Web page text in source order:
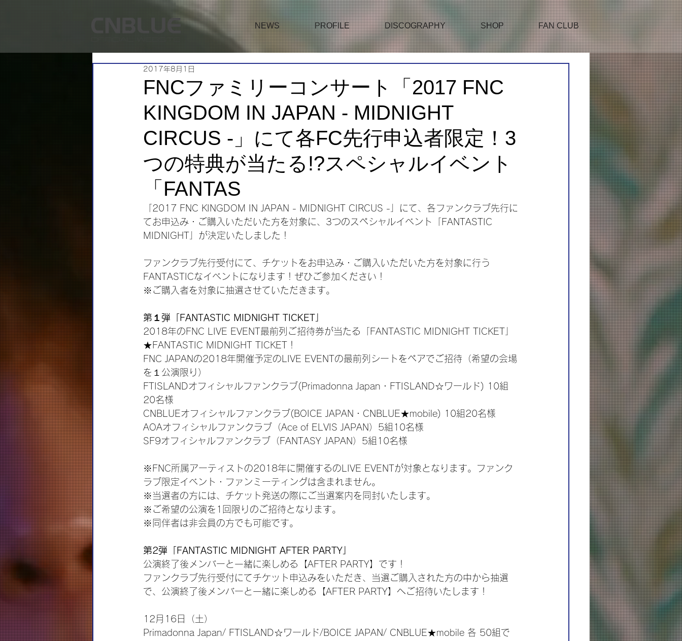
NEWS PROFILE DISCOGRAPHY SHOP FAN CLUB
FNCファミリーコンサート「2017 FNC
KINGDOM IN JAPAN - MIDNIGHT
CIRCUS -」にて各FC先行申込者限定！3
つの特典が当たる!?スペシャルイベント
「FANTAS
2017年8月1日
「2017 FNC KINGDOM IN JAPAN - MIDNIGHT CIRCUS -」にて、各ファンクラブ先行に
てお申込み・ご購入いただいた方を対象に、3つのスペシャルイベント「FANTASTIC
MIDNIGHT」が決定いたしました！
ファンクラブ先行受付にて、チケットをお申込み・ご購入いただいた方を対象に行う
FANTASTICなイベントになります！ぜひご参加ください！
※ご購入者を対象に抽選させていただきます。
第１弾「FANTASTIC MIDNIGHT TICKET」
2018年のFNC LIVE EVENT最前列ご招待券が当たる「FANTASTIC MIDNIGHT TICKET」
★FANTASTIC MIDNIGHT TICKET！
FNC JAPANの2018年開催予定のLIVE EVENTの最前列シートをペアでご招待（希望の会場
を１公演限り）
FTISLANDオフィシャルファンクラブ(Primadonna Japan・FTISLAND☆ワールド) 10組
20名様
CNBLUEオフィシャルファンクラブ(BOICE JAPAN・CNBLUE★mobile) 10組20名様
AOAオフィシャルファンクラブ（Ace of ELVIS JAPAN）5組10名様
SF9オフィシャルファンクラブ（FANTASY JAPAN）5組10名様
※FNC所属アーティストの2018年に開催するのLIVE EVENTが対象となります。ファンク
ラブ限定イベント・ファンミーティングは含まれません。
※当選者の方には、チケット発送の際にご当選案内を同封いたします。
※ご希望の公演を1回限りのご招待となります。
※同伴者は非会員の方でも可能です。
第2弾「FANTASTIC MIDNIGHT AFTER PARTY」
公演終了後メンバーと一緒に楽しめる【AFTER PARTY】です！
ファンクラブ先行受付にてチケット申込みをいただき、当選ご購入された方の中から抽選
で、公演終了後メンバーと一緒に楽しめる【AFTER PARTY】へご招待いたします！
12月16日（土）
Primadonna Japan/ FTISLAND☆ワールド/BOICE JAPAN/ CNBLUE★mobile 各 50組で